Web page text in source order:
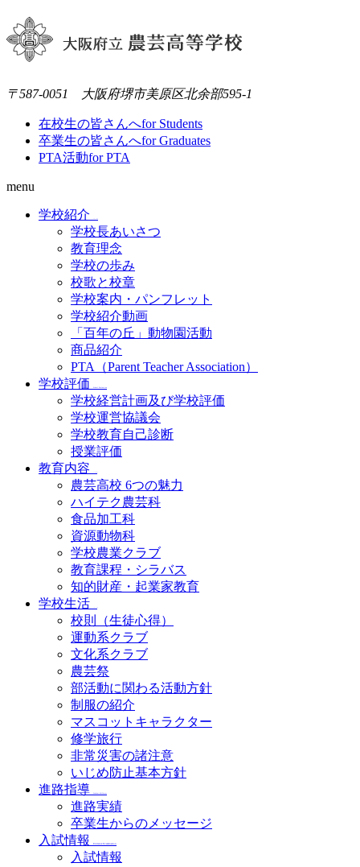
〒587-0051 大阪府堺市美原区北余部595-1
在校生の皆さんへfor Students
卒業生の皆さんへfor Graduates
PTA活動for PTA
menu
学校紹介
学校長あいさつ
教育理念
学校の歩み
校歌と校章
学校案内・パンフレット
学校紹介動画
「百年の丘」動物園活動
商品紹介
PTA（Parent Teacher Association）
学校評価
School Evaluation
学校経営計画及び学校評価
学校運営協議会
学校教育自己診断
授業評価
教育内容
農芸高校 6つの魅力
ハイテク農芸科
食品加工科
資源動物科
学校農業クラブ
教育課程・シラバス
知的財産・起業家教育
学校生活
校則（生徒心得）
運動系クラブ
文化系クラブ
農芸祭
部活動に関わる活動方針
制服の紹介
マスコットキャラクター
修学旅行
非常災害の諸注意
いじめ防止基本方針
進路指導
Academic&Career
進路実績
卒業生からのメッセージ
入試情報
Entrance Examination
入試情報